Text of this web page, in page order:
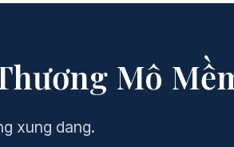
Mô
xung dang.